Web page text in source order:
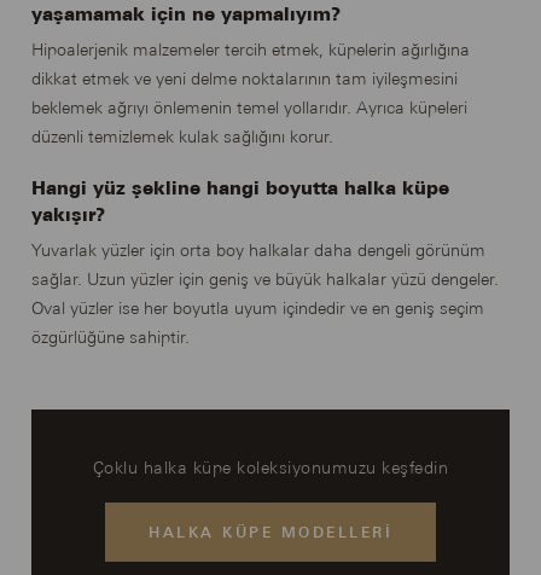
yaşamamak için ne yapmalıyım?
Hipoalerjenik malzemeler tercih etmek, küpelerin ağırlığına
dikkat etmek ve yeni delme noktalarının tam iyileşmesini
beklemek ağrıyı önlemenin temel yollarıdır. Ayrıca küpeleri
düzenli temizlemek kulak sağlığını korur.
Hangi yüz şekline hangi boyutta halka küpe
yakışır?
Yuvarlak yüzler için orta boy halkalar daha dengeli görünüm
sağlar. Uzun yüzler için geniş ve büyük halkalar yüzü dengeler.
Oval yüzler ise her boyutla uyum içindedir ve en geniş seçim
özgürlüğüne sahiptir.
Çoklu halka küpe koleksiyonumuzu keşfedin
HALKA KÜPE MODELLERI